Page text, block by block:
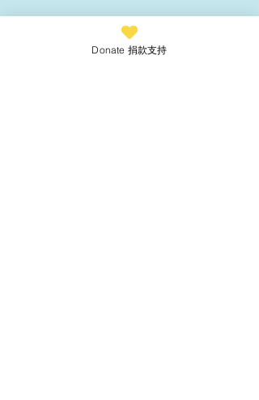
關於生育權我想講….子宮
Donate 捐款支持